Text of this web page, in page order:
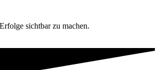
sichtbar zu machen.